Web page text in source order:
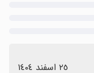
٢٥ اسفند ١٤٠٤